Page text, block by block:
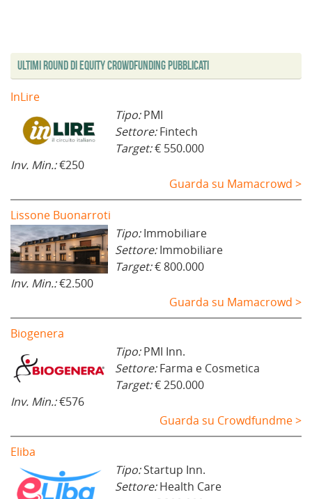
Ultimi Round di Equity Crowdfunding Pubblicati
InLire
Tipo:PMI
Settore:Fintech
Target:€ 550.000
Inv. Min.:€250
Guarda su Mamacrowd >
Lissone Buonarroti
Tipo:Immobiliare
Settore:Immobiliare
Target:€ 800.000
Inv. Min.:€2.500
Guarda su Mamacrowd >
Biogenera
Tipo:PMI Inn.
Settore:Farma e Cosmetica
Target:€ 250.000
Inv. Min.:€576
Guarda su Crowdfundme >
Eliba
Tipo:Startup Inn.
Settore:Health Care